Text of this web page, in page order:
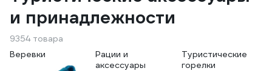
и принадлежности
9354 товара
Веревки
Рации и
аксессуары
Туристические
горелки